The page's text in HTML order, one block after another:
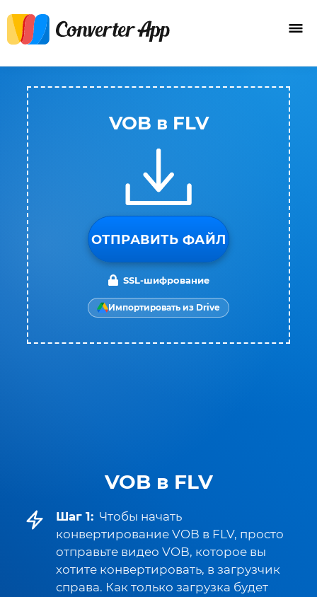
VOB в FLV
Шаг 1: Чтобы начать
конвертирование VOB в FLV, просто
отправьте видео VOB, которое вы
хотите конвертировать, в загрузчик
справа. Как только загрузка будет
VOB в FLV
ОТПРАВИТЬ ФАЙЛ
SSL-шифрование
Импортировать из Drive